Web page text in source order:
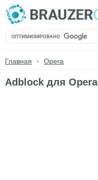
Главная Opera
Adblock для Opera